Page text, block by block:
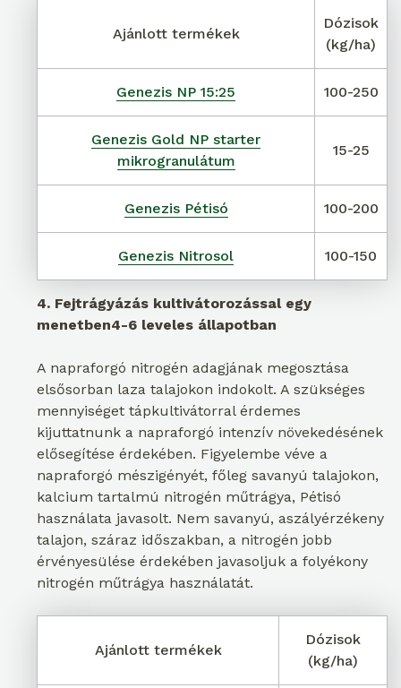
Ajánlott termékek
Dózisok
(kg/ha)
Genezis NP 15:25 100-250
Genezis Gold NP starter
mikrogranulátum
15-25
Genezis Pétisó 100-200
Genezis Nitrosol 100-150
4. Fejtrágyázás kultivátorozással egy
menetben4-6 leveles állapotban
A napraforgó nitrogén adagjának megosztása
elsősorban laza talajokon indokolt. A szükséges
mennyiséget tápkultivátorral érdemes
kijuttatnunk a napraforgó intenzív növekedésének
elősegítése érdekében. Figyelembe véve a
napraforgó mészigényét, főleg savanyú talajokon,
kalcium tartalmú nitrogén műtrágya, Pétisó
használata javasolt. Nem savanyú, aszályérzékeny
talajon, száraz időszakban, a nitrogén jobb
érvényesülése érdekében javasoljuk a folyékony
nitrogén műtrágya használatát.
Ajánlott termékek
Dózisok
(kg/ha)